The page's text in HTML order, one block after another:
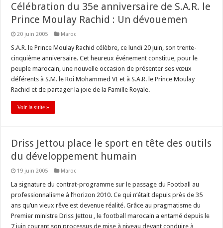
Célébration du 35e anniversaire de S.A.R. le
Prince Moulay Rachid : Un dévouemen
20 juin 2005 Maroc
S.A.R. le Prince Moulay Rachid célèbre, ce lundi 20 juin, son trente-
cinquième anniversaire. Cet heureux événement constitue, pour le
peuple marocain, une nouvelle occasion de présenter ses vœux
déférents à S.M. le Roi Mohammed VI et à S.A.R. le Prince Moulay
Rachid et de partager la joie de la Famille Royale.
Voir la suite »
Driss Jettou place le sport en tête des outils
du développement humain
19 juin 2005 Maroc
La signature du contrat-programme sur le passage du Football au
professionnalisme à l’horizon 2010. Ce qui n’était depuis près de 35
ans qu’un vieux rêve est devenue réalité. Grâce au pragmatisme du
Premier ministre Driss Jettou , le football marocain a entamé depuis le
7 juin courant son processus de mise à niveau devant conduire à